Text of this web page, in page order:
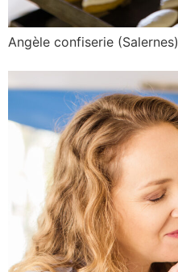
Angèle confiserie (Salernes)